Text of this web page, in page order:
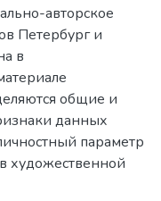
авторское
Петербург и
в
общие и
данных
параметр
художественной